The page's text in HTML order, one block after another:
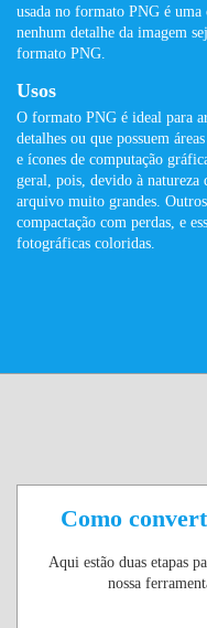
usada no formato PNG é uma
nenhum detalhe da imagem
formato PNG.
Usos
O formato PNG é ideal para
detalhes ou que possuem
e ícones de computação
geral, pois, devido à natureza
arquivo muito grandes.
compactação com perdas, e
fotográficas coloridas.
Como
Aqui estão duas etapas
nossa